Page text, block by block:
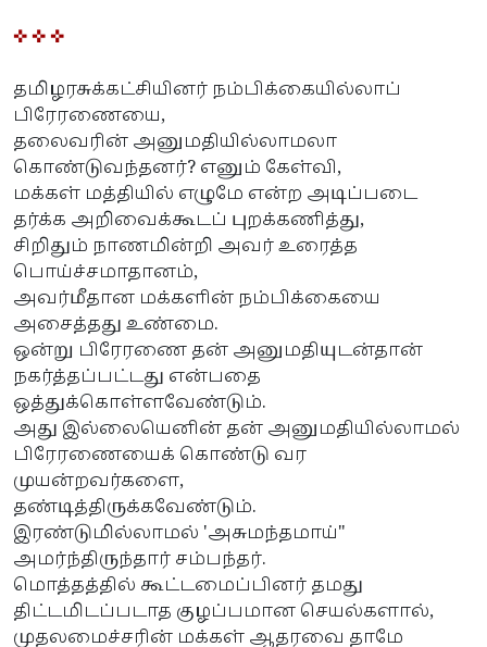
✜ ✜ ✜
தமிழரசுக்கட்சியினர் நம்பிக்கையில்லாப்
பிரேரணையை,
தலைவரின் அனுமதியில்லாமலா
கொண்டுவந்தனர்? எனும் கேள்வி,
மக்கள் மத்தியில் எழுமே என்ற அடிப்படை
தர்க்க அறிவைக்கூடப் புறக்கணித்து,
சிறிதும் நாணமின்றி அவர் உரைத்த
பொய்ச்சமாதானம்,
அவர்மீதான மக்களின் நம்பிக்கையை
அசைத்தது உண்மை.
ஒன்று பிரேரணை தன் அனுமதியுடன்தான்
நகர்த்தப்பட்டது என்பதை
ஒத்துக்கொள்ளவேண்டும்.
அது இல்லையெனின் தன் அனுமதியில்லாமல்
பிரேரணையைக் கொண்டு வர
முயன்றவர்களை,
தண்டித்திருக்கவேண்டும்.
இரண்டுமில்லாமல் 'அசுமந்தமாய்"
அமர்ந்திருந்தார் சம்பந்தர்.
மொத்தத்தில் கூட்டமைப்பினர் தமது
திட்டமிடப்படாத குழப்பமான செயல்களால்,
முதலமைச்சரின் மக்கள் ஆதரவை தாமே